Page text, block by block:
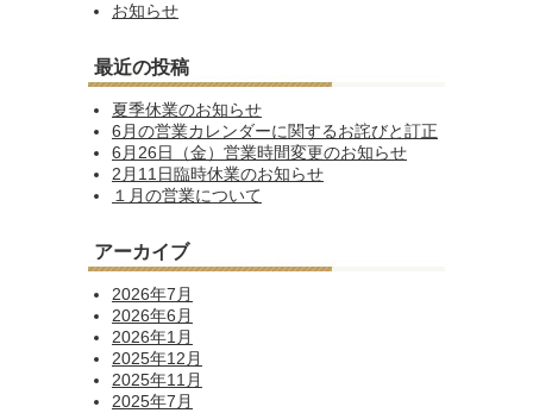
お知らせ
最近の投稿
夏季休業のお知らせ
6月の営業カレンダーに関するお詫びと訂正
6月26日（金）営業時間変更のお知らせ
2月11日臨時休業のお知らせ
１月の営業について
アーカイブ
2026年7月
2026年6月
2026年1月
2025年12月
2025年11月
2025年7月